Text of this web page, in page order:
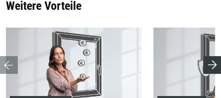
Weitere Vorteile